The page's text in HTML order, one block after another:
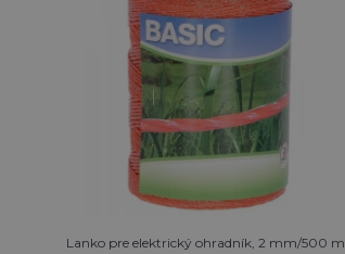
Lanko pre elektrický ohradník, 2 mm/500 m,